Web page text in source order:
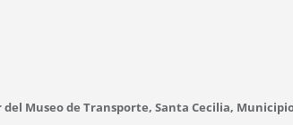
del Museo de Transporte, Santa Cecilia,